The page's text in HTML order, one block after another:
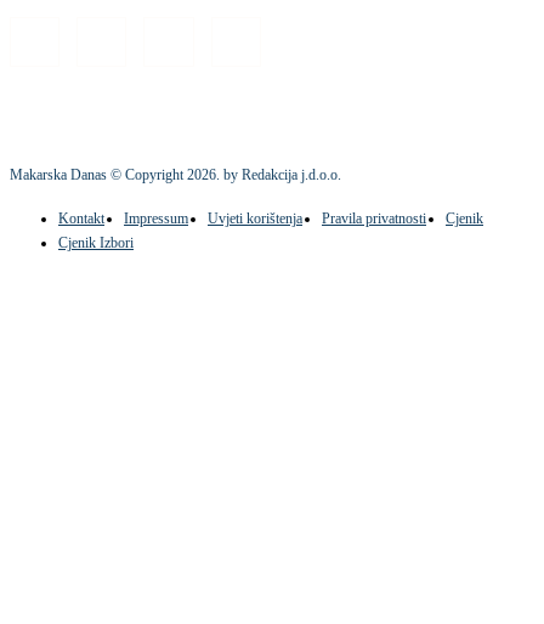
Makarska Danas © Copyright2026. by Redakcija j.d.o.o.
Kontakt Impressum Uvjeti korištenja Pravila privatnosti
Cjenik
Cjenik Izbori